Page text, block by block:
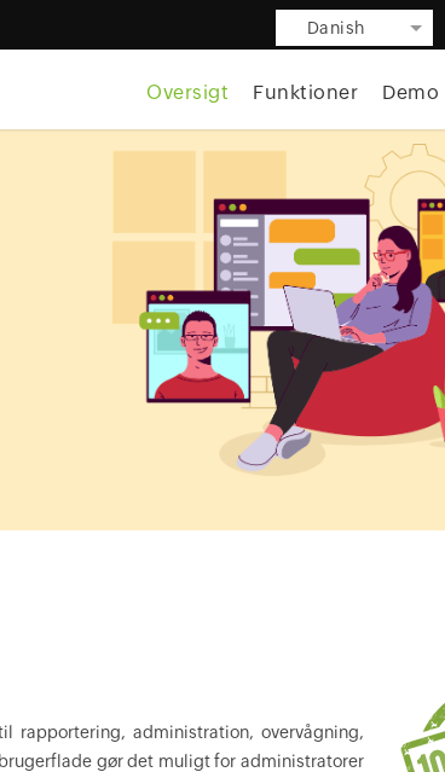
Danish
Oversigt Funktioner Demo
rapportering, administration, overvågning,
gør det muligt for administratorer